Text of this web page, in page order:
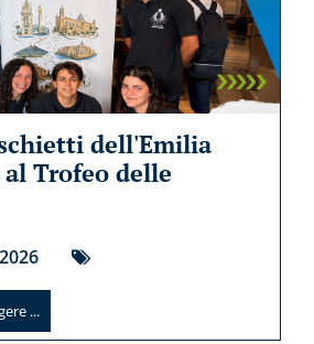
dell'Emilia
al Trofeo delle
2026
...